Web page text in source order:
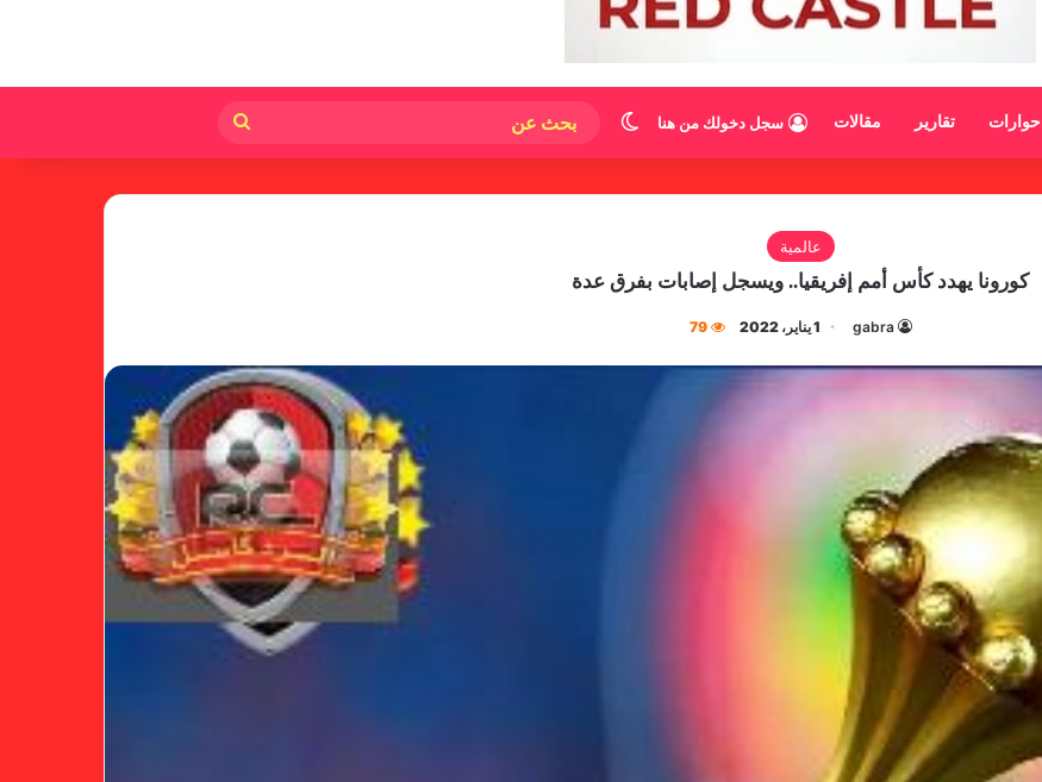
حوارات تقارير مقالات سجل دخولك من هنا الوضع المظلم
عن
عالمية
كورونا يهدد كأس أمم إفريقيا.. ويسجل إصابات بفرق عدة
gabra 1 يناير، 2022 79